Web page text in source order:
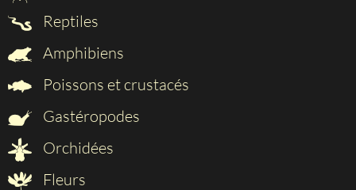
Reptiles
Amphibiens
Poissons et crustacés
Gastéropodes
Orchidées
Fleurs